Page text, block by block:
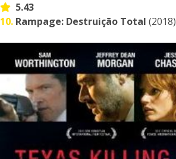
5.43
10. Rampage: Destruição Total (2018)